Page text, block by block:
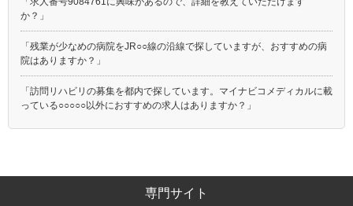
か？」
「残業が少なめの病院をJR○○線の沿線で探していますが、おすすめの病
院はありますか？」
「訪問リハビリの募集を都内で探しています。マイナビコメディカルに載
っている○○○○○以外におすすめの求人はありますか？」
専門サイト